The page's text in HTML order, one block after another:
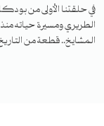
في حلقتنا الأولى من
الطريري ومسيرة حياته
المشايخ.. قطعة من